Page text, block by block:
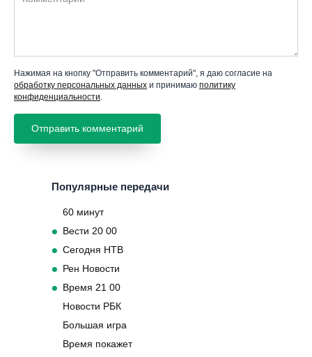
Нажимая на кнопку "Отправить комментарий", я даю согласие на
обработку персональных данных и принимаю политику
конфиденциальности.
Популярные передачи
60 минут
Вести 20 00
Сегодня НТВ
Рен Новости
Время 21 00
Новости РБК
Большая игра
Время покажет